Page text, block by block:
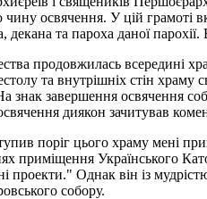
освячення. У цій грамоті
та пароха даної парохії.
продовжилась всередині
та внутрішніх стін
знак завершення освячення
диякон зачитував
поріг цього храму мені
приміщення Українського
проекти." Однак він із
собору.